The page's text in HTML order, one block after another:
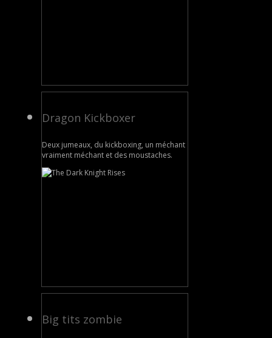
Dragon Kickboxer
Deux jumeaux, du kickboxing, un méchant
vraiment méchant et des moustaches.
Big tits zombie